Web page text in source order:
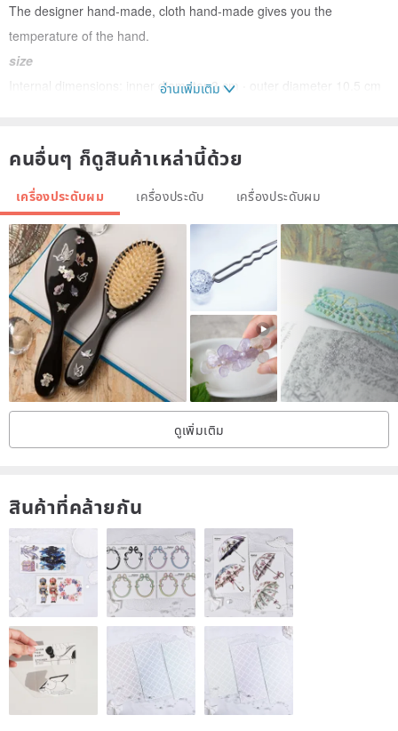
The designer hand-made, cloth hand-made gives you the
temperature of the hand.
size
Internal dimensions: inner diameter 3 cm ‧ outer diameter 10.5 cm
Cleaning and maintenance
Washed in a laundry bag.
Designer Xiao Yan
If you have any questions, please contact the designer.
Origin / manufacturing methods
Taiwan Taiwan. Handmade Made in Taiwan
อ่านเพิ่มเติม
คนอื่นๆ ก็ดูสินค้าเหล่านี้ด้วย
เครื่องประดับผม เครื่องประดับ เครื่องประดับผม
ดูเพิ่มเติม
สินค้าที่คล้ายกัน